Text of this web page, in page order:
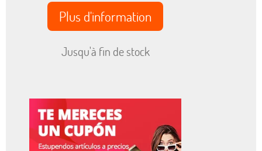
Plus d'information
Jusqu'à fin de stock